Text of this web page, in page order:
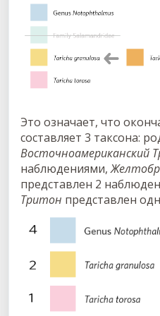
Это означает, что
составляет 3 таксона:
Восточноамериканский
наблюдениями,
представлен 2
Тритон представлен